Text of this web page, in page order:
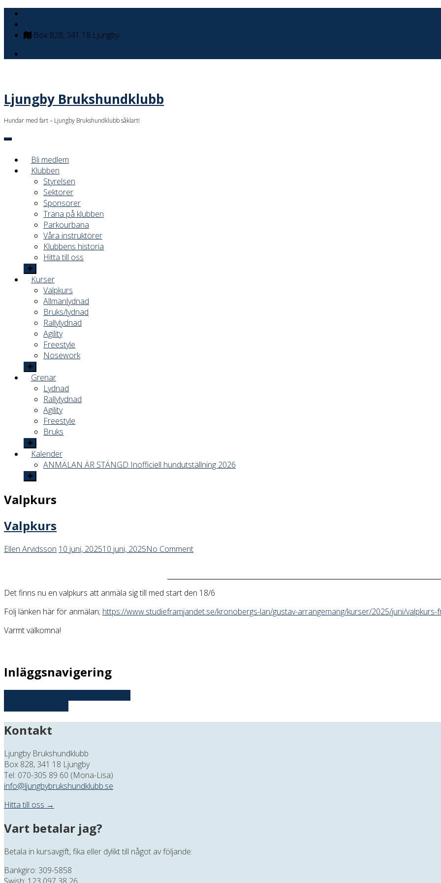
Box 828, 341 18 Ljungby
Ljungby Brukshundklubb
Hundar med fart – Ljungby Brukshundklubb såklart!
Bli medlem
Klubben
Styrelsen
Sektorer
Sponsorer
Träna på klubben
Parkourbana
Våra instruktörer
Klubbens historia
Hitta till oss
Kurser
Valpkurs
Allmänlydnad
Bruks/lydnad
Rallylydnad
Agility
Freestyle
Nosework
Grenar
Lydnad
Rallylydnad
Agility
Freestyle
Bruks
Kalender
ANMÄLAN ÄR STÄNGD Inofficiell hundutställning 2026
Valpkurs
Valpkurs
Ellen Arvidsson 10 juni, 202510 juni, 2025No Comment
Det finns nu en valpkurs att anmäla sig till med start den 18/6
Följ länken här för anmälan; https://www.studieframjandet.se/kronobergs-lan/gustav-arrangemang/kurser/2025/juni/
Varmt välkomna!
Inläggsnavigering
Kontakt
Ljungby Brukshundklubb
Box 828, 341 18 Ljungby
Tel: 070-305 89 60 (Mona-Lisa)
info@ljungbybrukshundklubb.se
Hitta till oss →
Vart betalar jag?
Betala in kursavgift, fika eller dylikt till något av följande:
Bankgiro: 309-5858